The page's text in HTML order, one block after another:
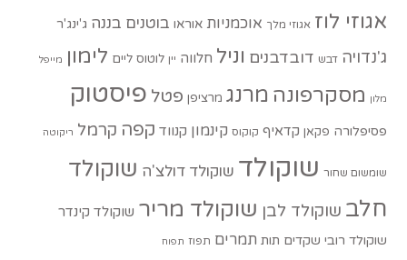
אגוזי לוז אגוזי מלך אוכמניות אוראו בוטנים בננה ג'ינג'ר
ג'נדויה דבש דובדבנים וניל חלווה יין לוטוס ליים לימון מייפל
מלון מסקרפונה מרנג מרציפן פטל פיסטוק
פסיפלורה פקאן קדאיף קוקוס קינמון קנווד קפה קרמל ריקוטה
שומשום שחור שוקולד שוקולד דולצ'ה שוקולד
חלב שוקולד לבן שוקולד מריר שוקולד קינדר
שוקולד רובי שקדים תות תמרים תפוז תפוח